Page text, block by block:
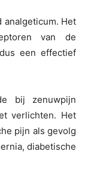
analgeticum. Het
van de
een effectief
bij zenuwpijn
verlichten. Het
pijn als gevolg
diabetische